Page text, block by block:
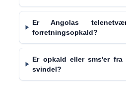
Er Angolas
forretningsopkald?
Er opkald eller sms'er fra
svindel?